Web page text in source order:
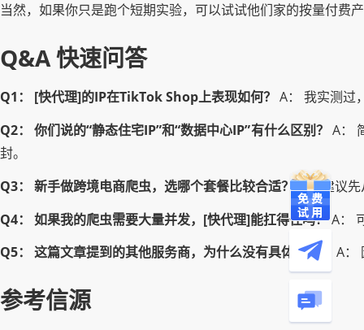
当然，如果你只是跑个短期实验，可以试试他们家的按量付费
Q&A 快速问答
Q1： [快代理]的IP在TikTok Shop上表现如何？ A： 我实测过
Q2： 你们说的“静态住宅IP”和“数据中心IP”有什么区别？ A：
封。
Q3： 新手做跨境电商爬虫，选哪个套餐比较合适？A： 建议先
Q4： 如果我的爬虫需要大量并发，[快代理]能扛得住吗？A：
Q5： 这篇文章提到的其他服务商，为什么没有具体名字？
A：
参考信源